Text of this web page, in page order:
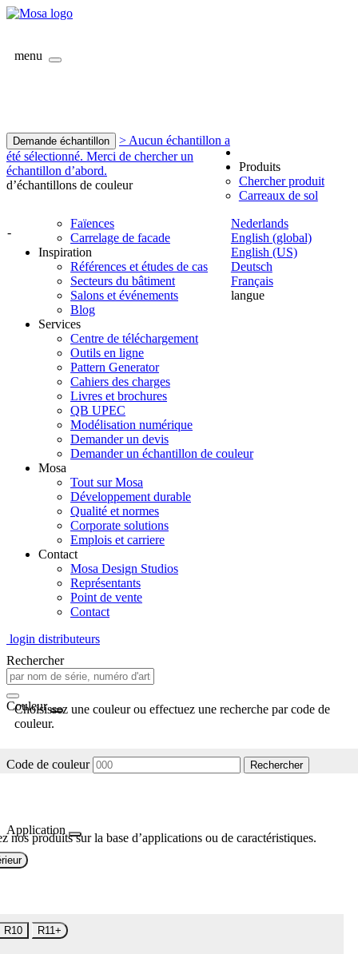
menu
Demande échantillon
> Aucun échantillon a
été sélectionné. Merci de chercher un
échantillon d’abord.
d’échantillons de couleur
-
Nederlands
English (global)
English (US)
Deutsch
Français
langue
Produits
Chercher produit
Carreaux de sol
Faïences
Carrelage de facade
Inspiration
Références et études de cas
Secteurs du bâtiment
Salons et événements
Blog
Services
Centre de téléchargement
Outils en ligne
Pattern Generator
Cahiers des charges
Livres et brochures
QB UPEC
Modélisation numérique
Demander un devis
Demander un échantillon de couleur
Mosa
Tout sur Mosa
Développement durable
Qualité et normes
Corporate solutions
Emplois et carriere
Contact
Mosa Design Studios
Représentants
Point de vente
Contact
login distributeurs
Rechercher
Couleur
Choisissez une couleur ou effectuez une recherche par code de
couleur.
Code de couleur Rechercher
Application
nos produits sur la base d’applications ou de caractéristiques.
R10 R11+